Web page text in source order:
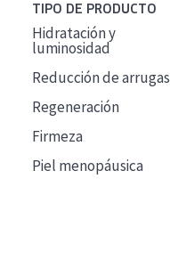
TIPO DE PRODUCTO
Hidratación y
luminosidad
Reducción de arrugas
Regeneración
Firmeza
Piel menopáusica